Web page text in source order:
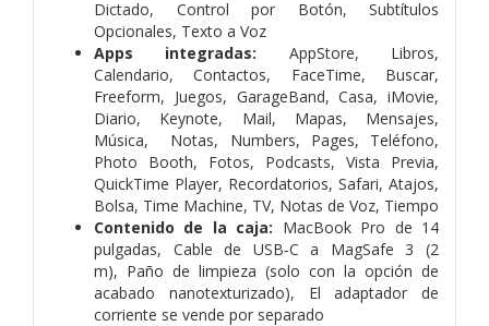
Dictado, Control por Botón, Subtítulos
Opcionales, Texto a Voz
Apps integradas: AppStore, Libros,
Calendario, Contactos, FaceTime, Buscar,
Freeform, Juegos, GarageBand, Casa, iMovie,
Diario, Keynote, Mail, Mapas, Mensajes,
Música, Notas, Numbers, Pages, Teléfono,
Photo Booth, Fotos, Podcasts, Vista Previa,
QuickTime Player, Recordatorios, Safari, Atajos,
Bolsa, Time Machine, TV, Notas de Voz, Tiempo
Contenido de la caja: MacBook Pro de 14
pulgadas, Cable de USB‑C a MagSafe 3 (2
m), Paño de limpieza (solo con la opción de
acabado nano­texturizado), El adaptador de
corriente se vende por separado